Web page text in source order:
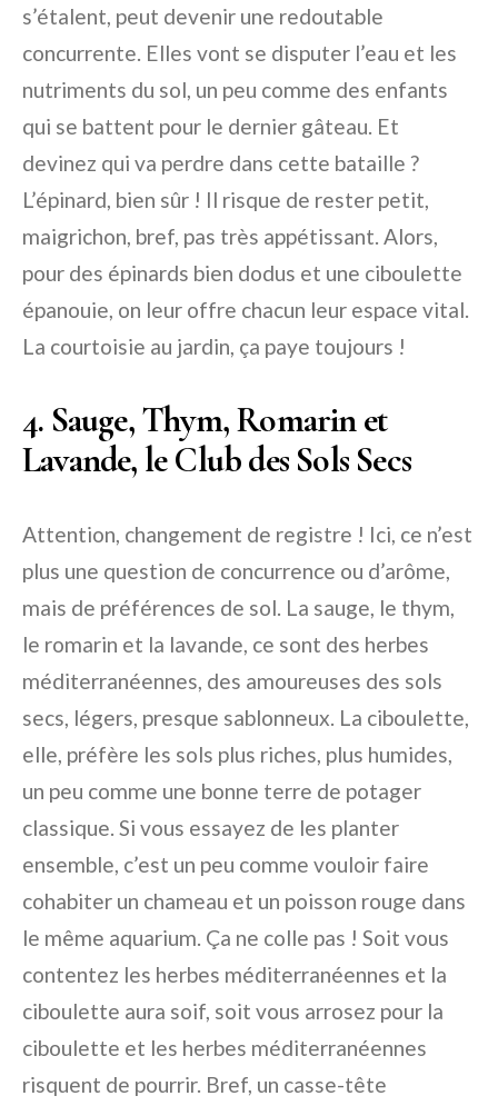
s’étalent, peut devenir une redoutable
concurrente. Elles vont se disputer l’eau et les
nutriments du sol, un peu comme des enfants
qui se battent pour le dernier gâteau. Et
devinez qui va perdre dans cette bataille ?
L’épinard, bien sûr ! Il risque de rester petit,
maigrichon, bref, pas très appétissant. Alors,
pour des épinards bien dodus et une ciboulette
épanouie, on leur offre chacun leur espace vital.
La courtoisie au jardin, ça paye toujours !
4. Sauge, Thym, Romarin et
Lavande, le Club des Sols Secs
Attention, changement de registre ! Ici, ce n’est
plus une question de concurrence ou d’arôme,
mais de préférences de sol. La sauge, le thym,
le romarin et la lavande, ce sont des herbes
méditerranéennes, des amoureuses des sols
secs, légers, presque sablonneux. La ciboulette,
elle, préfère les sols plus riches, plus humides,
un peu comme une bonne terre de potager
classique. Si vous essayez de les planter
ensemble, c’est un peu comme vouloir faire
cohabiter un chameau et un poisson rouge dans
le même aquarium. Ça ne colle pas ! Soit vous
contentez les herbes méditerranéennes et la
ciboulette aura soif, soit vous arrosez pour la
ciboulette et les herbes méditerranéennes
risquent de pourrir. Bref, un casse-tête